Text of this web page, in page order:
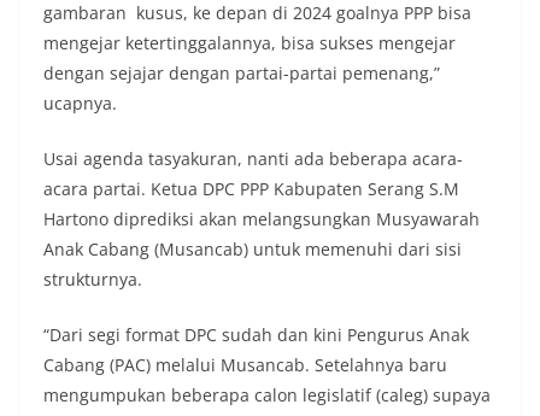
gambaran kusus, ke depan di 2024 goalnya PPP bisa
mengejar ketertinggalannya, bisa sukses mengejar
dengan sejajar dengan partai-partai pemenang,”
ucapnya.
Usai agenda tasyakuran, nanti ada beberapa acara-
acara partai. Ketua DPC PPP Kabupaten Serang S.M
Hartono diprediksi akan melangsungkan Musyawarah
Anak Cabang (Musancab) untuk memenuhi dari sisi
strukturnya.
“Dari segi format DPC sudah dan kini Pengurus Anak
Cabang (PAC) melalui Musancab. Setelahnya baru
mengumpukan beberapa calon legislatif (caleg) supaya